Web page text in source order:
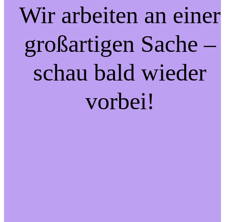
Wir arbeiten an einer
großartigen Sache –
schau bald wieder
vorbei!